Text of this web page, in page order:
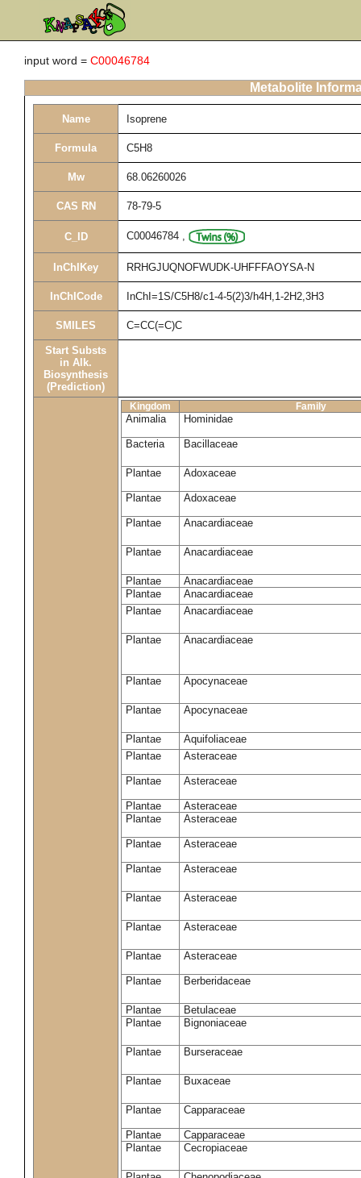
input word = C00046784
Metabolite
Name Isoprene
Formula C5H8
Mw 68.06260026
CAS RN 78-79-5
C_ID C00046784 ,
InChIKey RRHGJUQNOFWUDK-UHFFFAOYSA-N
InChICode InChI=1S/C5H8/c1-4-5(2)3/h4H,1-2H2,3H3
SMILES C=CC(=C)C
Start Substs
in Alk.
Biosynthesis
(Prediction)
Kingdom Family
Animalia Hominidae
Bacteria Bacillaceae
Plantae Adoxaceae
Plantae Adoxaceae
Plantae Anacardiaceae
Plantae Anacardiaceae
Plantae
Anacardiaceae
Plantae
Anacardiaceae
Plantae
Anacardiaceae
Plantae Anacardiaceae
Plantae Apocynaceae
Plantae Apocynaceae
Plantae
Aquifoliaceae
Plantae
Asteraceae
Plantae Asteraceae
Plantae
Asteraceae
Plantae
Asteraceae
Plantae Asteraceae
Plantae Asteraceae
Plantae Asteraceae
Plantae Asteraceae
Plantae Asteraceae
Plantae Berberidaceae
Plantae
Betulaceae
Plantae
Bignoniaceae
Plantae Burseraceae
Plantae Buxaceae
Plantae Capparaceae
Plantae
Capparaceae
Plantae
Cecropiaceae